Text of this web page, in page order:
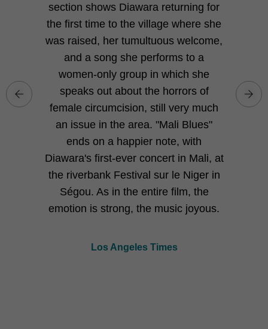
section shows Diawara returning for
the first time to the village where she
was raised, her tumultuous welcome,
and a song she performs to a
women-only group in which she
speaks out about the horrors of
female circumcision, still very much
an issue in the area. "Mali Blues"
ends on a happier note, with
Diawara's first-ever concert in Mali, at
the riverbank Festival sur le Niger in
Ségou. As in the entire film, the
emotion is strong, the music joyous.
Los Angeles Times